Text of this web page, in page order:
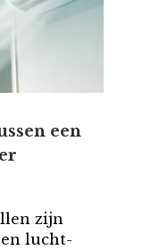
een
zijn
lucht-